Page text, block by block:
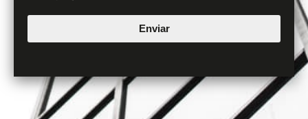
Enviar